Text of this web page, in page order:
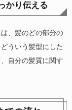
かり伝える
、髪のどの部分の
ういう髪型にした
自分の髪質に関す